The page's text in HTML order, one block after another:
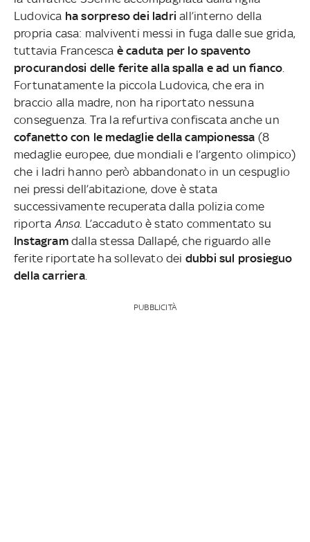
Ludovica ha sorpreso dei ladriall’interno della
propria casa: malviventi messi in fuga dalle sue grida,
tuttavia Francesca è caduta per lo spavento
procurandosi delle ferite alla spalla e ad un fianco
Fortunatamente la piccola Ludovica, che era in
braccio alla madre, non ha riportato nessuna
conseguenza. Tra la refurtiva confiscata anche un
cofanetto con le medaglie della campionessa (8
medaglie europee, due mondiali e l’argento olimpico)
che i ladri hanno però abbandonato in un cespuglio
nei pressi dell’abitazione, dove è stata
successivamente recuperata dalla polizia come
riporta Ansa. L’accaduto è stato commentato su
Instagram dalla stessa Dallapé, che riguardo alle
ferite riportate ha sollevato dei dubbi sul prosieguo
della carriera.
PUBBLICITÀ